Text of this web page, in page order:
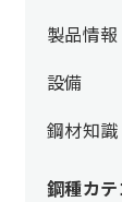
製品情報
設備
鋼材知識
鋼種カテ